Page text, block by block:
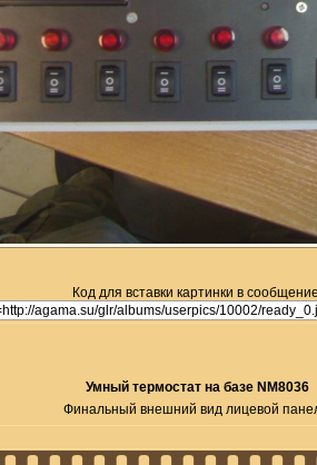
Код для вставки картинки в
Умный термостат на базе NM8036
Финальный внешний вид лицевой